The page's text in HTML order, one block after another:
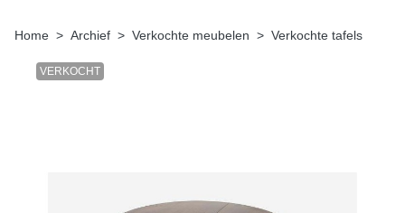
Home Archief Verkochte meubelen Verkochte tafels
VERKOCHT